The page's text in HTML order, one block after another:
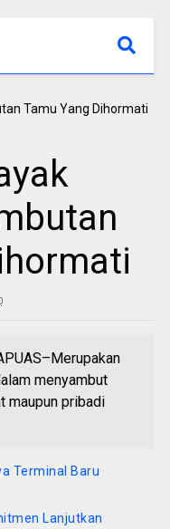
menyambut
maupun pribadi
Terminal Baru
Lanjutkan